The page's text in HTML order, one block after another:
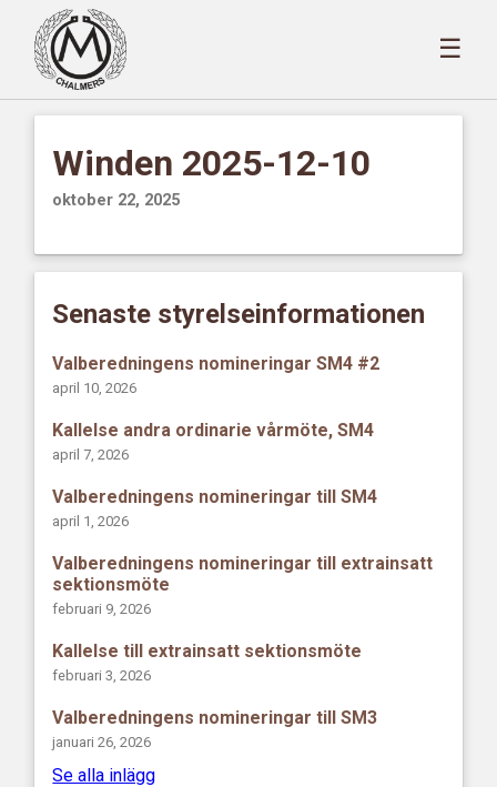
☰
Winden 2025-12-10
oktober 22, 2025
Senaste styrelseinformationen
Valberedningens nomineringar SM4 #2
april 10, 2026
Kallelse andra ordinarie vårmöte, SM4
april 7, 2026
Valberedningens nomineringar till SM4
april 1, 2026
Valberedningens nomineringar till extrainsatt
sektionsmöte
februari 9, 2026
Kallelse till extrainsatt sektionsmöte
februari 3, 2026
Valberedningens nomineringar till SM3
januari 26, 2026
Se alla inlägg